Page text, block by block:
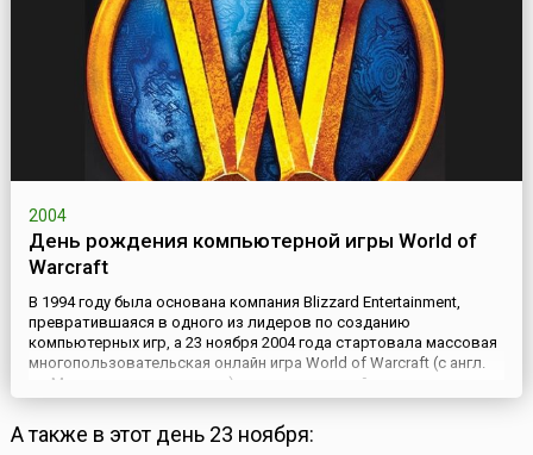
2004
День рождения компьютерной игры World of
Warcraft
В 1994 году была основана компания Blizzard Entertainment,
превратившаяся в одного из лидеров по созданию
компьютерных игр, а 23 ноября 2004 года стартовала массовая
многопользовательская онлайн игра World of Warcraft (с англ.
— «Мир военного ремесла»), выпущенная этой
компанией.Ожидания геймеров трудно понять и пережить
человеку, далёкому от компьютерных игр и мира фэнтэзи, где
каждый игрок п...
А также в этот день 23 ноября: